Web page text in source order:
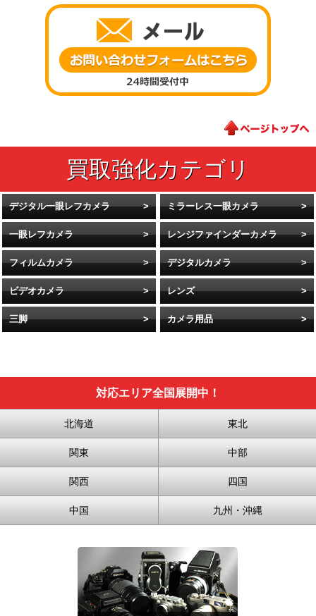
デジタル一眼レフカメラ ミラーレス一眼カメラ
一眼レフカメラ レンジファインダーカメラ
フィルムカメラ デジタルカメラ
ビデオカメラ レンズ
三脚 カメラ用品
対応エリア全国展開中！
北海道 東北
関東 中部
関西 四国
中国 九州・沖縄